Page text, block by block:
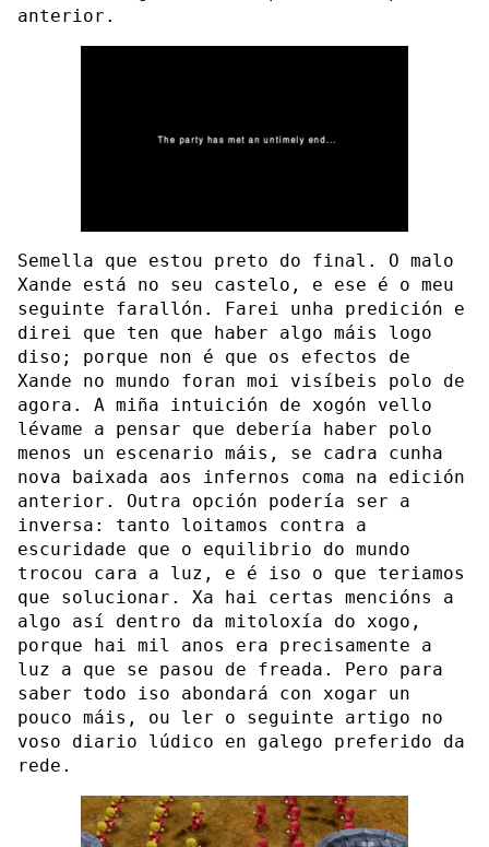
anterior.
Semella que estou preto do final. O malo
Xande está no seu castelo, e ese é o meu
seguinte farallón. Farei unha predición e
direi que ten que haber algo máis logo
diso; porque non é que os efectos de
Xande no mundo foran moi visíbeis polo de
agora. A miña intuición de xogón vello
lévame a pensar que debería haber polo
menos un escenario máis, se cadra cunha
nova baixada aos infernos coma na edición
anterior. Outra opción podería ser a
inversa: tanto loitamos contra a
escuridade que o equilibrio do mundo
trocou cara a luz, e é iso o que teriamos
que solucionar. Xa hai certas mencións a
algo así dentro da mitoloxía do xogo,
porque hai mil anos era precisamente a
luz a que se pasou de freada. Pero para
saber todo iso abondará con xogar un
pouco máis, ou ler o seguinte artigo no
voso diario lúdico en galego preferido da
rede.